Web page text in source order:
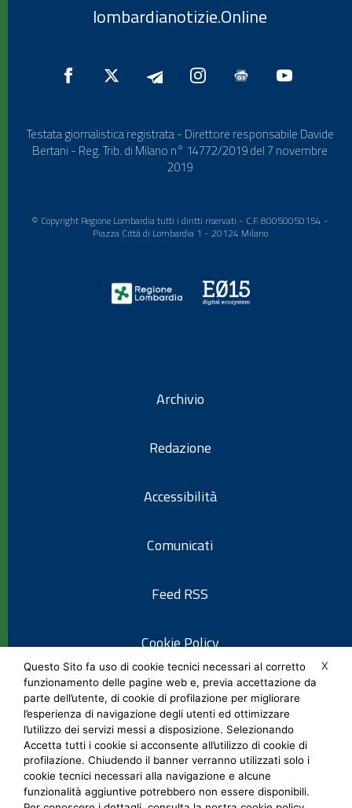
lombardianotizie.Online
Testata giornalistica registrata - Direttore responsabile Davide
Bertani - Reg. Trib. di Milano n° 14772/2019 del 7 novembre
2019
© Copyright Regione Lombardia tutti i diritti riservati - C.F. 80050050154 -
Piazza Città di Lombardia 1 - 20124 Milano
Archivio
Redazione
Accessibilità
Comunicati
Feed RSS
Cookie Policy
Informativa privacy
Note legali
Social Media Policy
X
Questo Sito fa uso di cookie tecnici necessari al corretto
funzionamento delle pagine web e, previa accettazione da
parte dell’utente, di cookie di profilazione per migliorare
l’esperienza di navigazione degli utenti ed ottimizzare
l’utilizzo dei servizi messi a disposizione. Selezionando
Accetta tutti i cookie si acconsente all’utilizzo di cookie di
profilazione. Chiudendo il banner verranno utilizzati solo i
cookie tecnici necessari alla navigazione e alcune
funzionalità aggiuntive potrebbero non essere disponibili.